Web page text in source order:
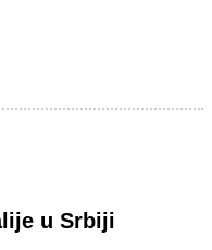
u Srbiji